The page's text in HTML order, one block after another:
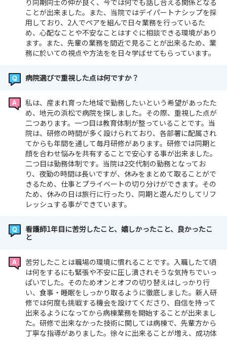
り同期同士の仲が良く、今では何でも話し合える関係となる
ことが出来ました。また、当院ではデイパートナシップを採
用しており、2人でペアを組んで日々業務を行っているた
め、心配なことや不安なことはすぐに相談できる環境があり
ます。また、先輩の業務を間近で見ることが出来るため、業
務に於いての視点や方法をを日々学ばせてもらっています。
病院選びで重視した点は何ですか？
私は、産まれ育った地域で勤務したいという希望があったた
め、地元の浜松で病院を探しました。その際、重視した点が
二つあります。一つ目は教育体制が整っていることです。当
院は、研修の時間が多く設けられており、各部署に配属され
てからも年間を通して毎月研修があります。研修では同期と
顔を合わせ悩みを共有することで安心する事が出来ました。
二つ目は勤務体制です。当院は2交代制の勤務となってお
り、夜勤の時間は長いですが、休みをまとめて取ることがで
きるため、仕事とプライベートの切り分けができます。その
ため、休みの日は旅行に行ったり、同期と遊んだりしてリフ
レッシュする事ができています。
看護師1年目に苦労したこと、嬉しかったこと、良かったこ
と
苦労したことは職場の環境に慣れることです。入職したて頃
は何をするにも緊張や不安に圧し潰されそうな気持ちでいっ
ぱいでした。そのためオンとオフの切り替えはしっかり行
い、食事・睡眠をしっかり取るように徹底しました。新人研
修では何度も挑戦する機会を設けてくださり、自信を持って
出来るようになってから病棟業務を開始することが出来まし
た。研修で出来なかった技術に関しては病棟で、先輩方から
丁寧な指導がありました。徐々に出来ることが増え、成功体